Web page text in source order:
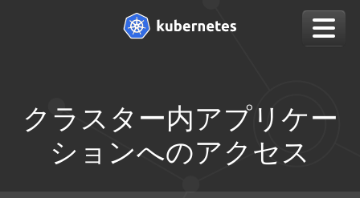
クラスター内アプリケー
ションへのアクセス